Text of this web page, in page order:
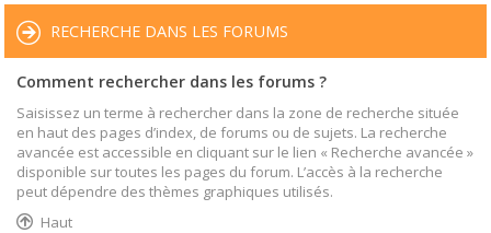
RECHERCHE DANS LES FORUMS
Comment rechercher dans les forums ?
Saisissez un terme à rechercher dans la zone de recherche située
en haut des pages d’index, de forums ou de sujets. La recherche
avancée est accessible en cliquant sur le lien « Recherche avancée »
disponible sur toutes les pages du forum. L’accès à la recherche
peut dépendre des thèmes graphiques utilisés.
Haut